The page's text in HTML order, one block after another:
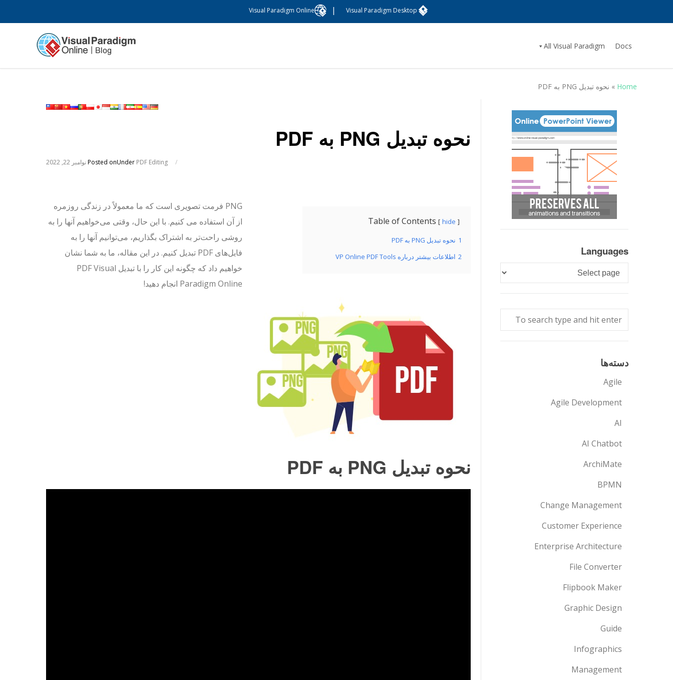
Visual Paradigm Desktop
|
Visual Paradigm Online
Docs
All Visual Paradigm
Home
» نحوه تبدیل PNG به PDF
نحوه تبدیل PNG به PDF
Posted onنوامبر 22, 2022 /
Under PDF Editing
Table of Contents hide
1 نحوه تبدیل PNG به PDF
2 اطلاعات بیشتر درباره VP Online PDF Tools
PNG فرمت تصویری است که ما معمولاً در زندگی روزمره
از آن استفاده می کنیم. با این حال، وقتی می‌خواهیم آنها را به
روشی راحت‌تر به اشتراک بگذاریم، می‌توانیم آنها را به
فایل‌های PDF تبدیل کنیم. در این مقاله، ما به شما نشان
خواهیم داد که چگونه این کار را با تبدیل PDF Visual
Paradigm Online انجام دهید!
نحوه تبدیل PNG به PDF
Languages
Languages
دسته‌ها
Agile
Agile Development
AI
AI Chatbot
ArchiMate
BPMN
Change Management
Customer Experience
Enterprise Architecture
File Converter
Flipbook Maker
Graphic Design
Guide
Infographics
Management